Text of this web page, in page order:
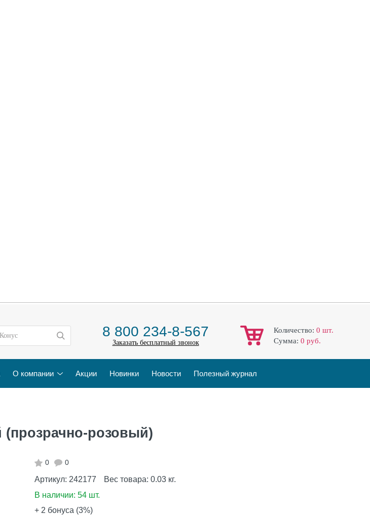
8 800 234-8-567
Заказать бесплатный звонок
Количество: 0 шт.
Cумма: 0 руб.
О компании Акции Новинки Новости Полезный журнал
розовый)
0 0
Артикул: 242177 Вес товара: 0.03 кг.
В наличии: 54 шт.
+ 2 бонуса (3%)